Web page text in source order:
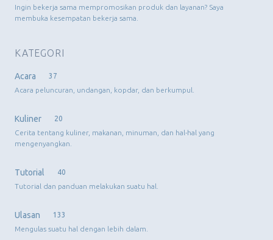
Ingin bekerja sama mempromosikan produk dan layanan? Saya
membuka kesempatan bekerja sama.
KATEGORI
Acara
37
Acara peluncuran, undangan, kopdar, dan berkumpul.
Kuliner
20
Cerita tentang kuliner, makanan, minuman, dan hal-hal yang
mengenyangkan.
Tutorial
40
Tutorial dan panduan melakukan suatu hal.
Ulasan
133
Mengulas suatu hal dengan lebih dalam.